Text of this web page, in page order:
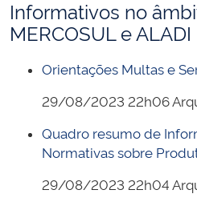
Informativos no
MERCOSUL e ALADI
Orientações Multas e
29/08/2023 22h06
Quadro resumo de
Normativas sobre
29/08/2023 22h04